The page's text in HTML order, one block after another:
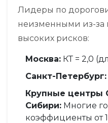
Лидеры по
неизменными из-за
высоких рисков:
Москва: КТ = 2,0
Санкт-Петербург:
Крупные центры
Сибири: Многие
коэффициенты от